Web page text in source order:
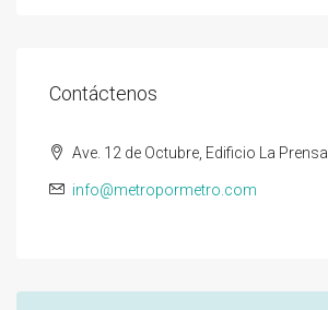
Contáctenos
Ave. 12 de Octubre, Edificio La Prensa.
info@metropormetro.com